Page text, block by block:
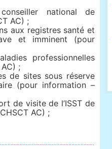
national de
AC) ;
aux registres santé et
et imminent (pour
professionnelles
;
de sites sous réserve
(pour information –
de visite de l’ISST de
AC) ;